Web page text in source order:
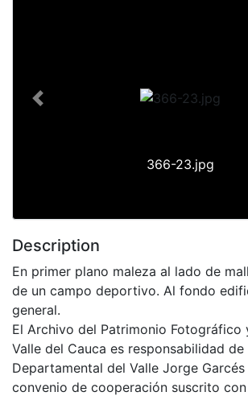
366-23.jpg
Previous
Description
En primer plano maleza al lado de
de un campo deportivo. Al fondo
general.
El Archivo del Patrimonio Fotográfico
Valle del Cauca es responsabilidad
Departamental del Valle Jorge
convenio de cooperación suscrito